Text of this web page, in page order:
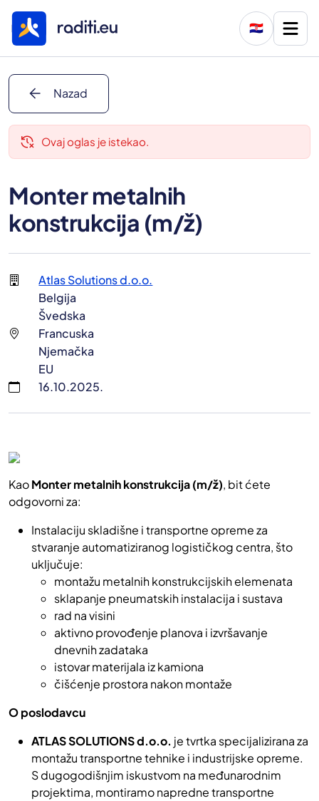
🇭🇷
arrow_back Nazad
delete_history Ovaj oglas je istekao.
Monter metalnih
konstrukcija (m/ž)
Atlas Solutions d.o.o.
Belgija
Švedska
Francuska
Njemačka
EU
16.10.2025.
KaoMonter metalnih konstrukcija (m/ž), bit ćete
odgovorni za:
Instalaciju skladišne i transportne opreme za
stvaranje automatiziranog logističkog centra, što
uključuje:
montažu metalnih konstrukcijskih elemenata
sklapanje pneumatskih instalacija i sustava
rad na visini
aktivno provođenje planova i izvršavanje
dnevnih zadataka
istovar materijala iz kamiona
čišćenje prostora nakon montaže
O poslodavcu
ATLAS SOLUTIONS d.o.o. je tvrtka specijalizirana za
montažu transportne tehnike i industrijske opreme.
S dugogodišnjim iskustvom na međunarodnim
projektima, montiramo napredne transportne